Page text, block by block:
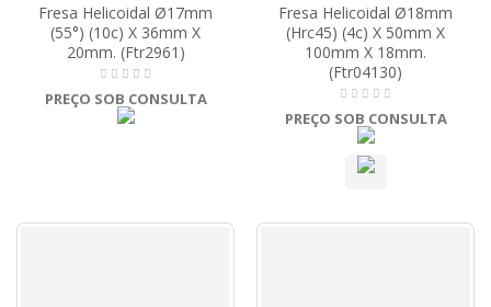
Fresa Helicoidal Ø17mm
(55°) (10c) X 36mm X
20mm. (Ftr2961)
PREÇO SOB CONSULTA
Fresa Helicoidal Ø18mm
(Hrc45) (4c) X 50mm X
100mm X 18mm.
(Ftr04130)
PREÇO SOB CONSULTA